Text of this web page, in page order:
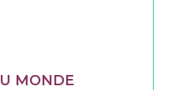
MONDE